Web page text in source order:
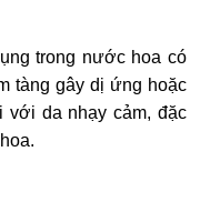
trong nước hoa có
tàng gây dị ứng hoặc
với da nhạy cảm, đặc